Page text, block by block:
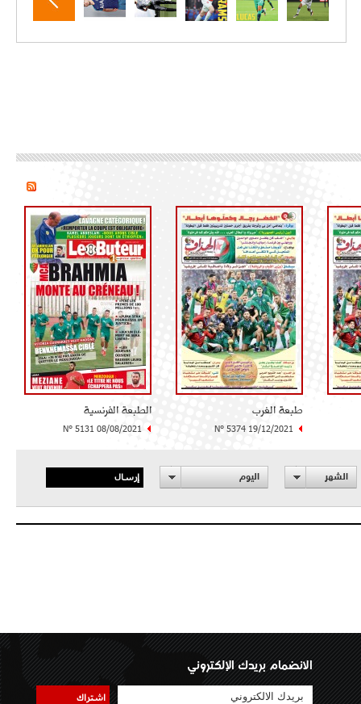
طبعة الغرب
N° 5374 19/12/2021
الطبعة الفرنسية
N° 5131 08/08/2021
الشهر اليوم إرسال
الانضمام بريدك الإلكتروني
اشتراك